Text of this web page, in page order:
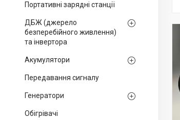
Портативні зарядні станції
ДБЖ (джерело
безперебійного живлення)
та інвертора
Акумулятори
Передавання сигналу
Генератори
Обігрівачі